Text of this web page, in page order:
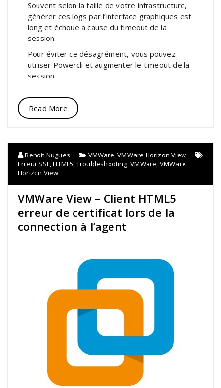
Souvent selon la taille de votre infrastructure,
générer ces logs par l’interface graphiques est
long et échoue a cause du timeout de la
session.
Pour éviter ce désagrément, vous pouvez
utiliser Powercli et augmenter le timeout de la
session.
Read More
Benoit Nugues VMWare,VMWare Horizon View
Erreur SSL,HTML5, Troubleshooting,VMWare, VMWare
Horizon View
VMWare View – Client HTML5
erreur de certificat lors de la
connection à l’agent